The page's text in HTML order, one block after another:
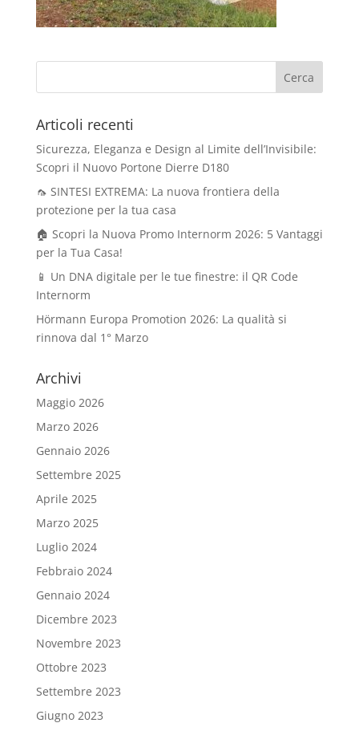
Articoli recenti
Sicurezza, Eleganza e Design al Limite dell’Invisibile:
Scopri il Nuovo Portone Dierre D180
🦟 SINTESI EXTREMA: La nuova frontiera della
protezione per la tua casa
🏠 Scopri la Nuova Promo Internorm 2026: 5 Vantaggi
per la Tua Casa!
📱 Un DNA digitale per le tue finestre: il QR Code
Internorm
Hörmann Europa Promotion 2026: La qualità si
rinnova dal 1° Marzo
Archivi
Maggio 2026
Marzo 2026
Gennaio 2026
Settembre 2025
Aprile 2025
Marzo 2025
Luglio 2024
Febbraio 2024
Gennaio 2024
Dicembre 2023
Novembre 2023
Ottobre 2023
Settembre 2023
Giugno 2023